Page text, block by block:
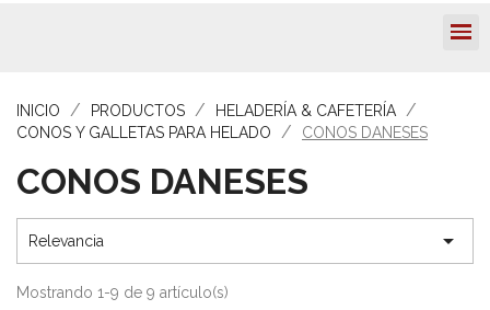
INICIO PRODUCTOS
HELADERÍA & CAFETERÍA
CONOS Y GALLETAS PARA HELADO
CONOS DANESES
CONOS DANESES
Relevancia 
Mostrando 1-9 de 9 artículo(s)